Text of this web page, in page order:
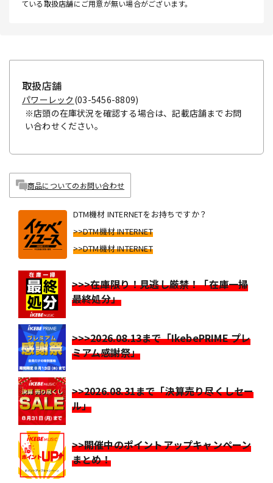
ている取扱店舗にご用意が無い場合がございます。
取扱店舗
パワーレック (03-5456-8809)
※店頭の在庫状況を確認する場合は、記載店舗までお問
い合わせください。
商品についてのお問い合わせ
DTM機材 INTERNETをお持ちですか？
>>DTM機材 INTERNET
>>DTM機材 INTERNET
>>>在庫限り！見逃し厳禁！「在庫一掃
最終処分」
>>>2026.08.13まで「IkebePRIME プレ
ミアム感謝祭」
>>2026.08.31まで「決算売り尽くしセー
ル」
>>開催中のポイントアップキャンペーン
まとめ！